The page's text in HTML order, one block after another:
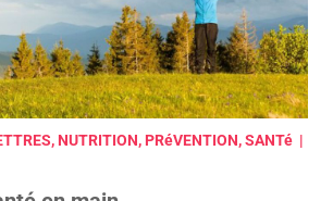
NUTRITION, PRéVENTION, SANTé |